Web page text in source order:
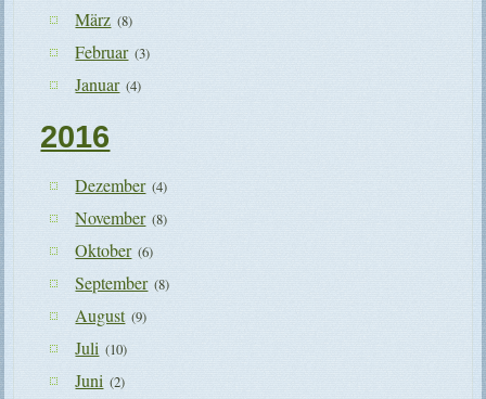
März (8)
Februar (3)
Januar (4)
2016
Dezember (4)
November (8)
Oktober (6)
September (8)
August (9)
Juli (10)
Juni (2)